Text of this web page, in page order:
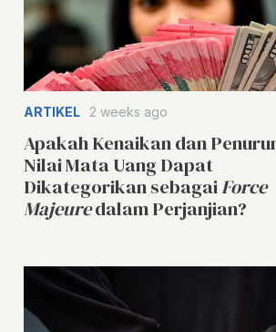
ARTIKEL 2 weeks ago
Apakah Kenaikan dan
Nilai Mata Uang Dapat
Dikategorikan sebagaiForce
Majeuredalam Perjanjian?